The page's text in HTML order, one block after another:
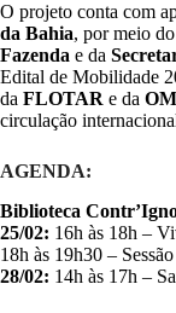
O projeto conta com
da Bahia, por meio do
Fazenda e da
Edital de Mobilidade
da FLOTAR e da
circulação
AGENDA:
Biblioteca
25/02: 16h às 18h –
18h às 19h30 –
28/02: 14h às 17h –